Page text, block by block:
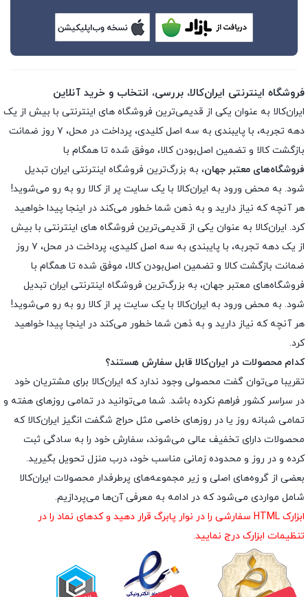
فروشگاه اینترنتی ایران‌کالا، بررسی، انتخاب و خرید آنلاین
ایران‌کالا به عنوان یکی از قدیمی‌ترین فروشگاه های اینترنتی با بیش از یک
دهه تجربه، با پایبندی به سه اصل کلیدی، پرداخت در محل، ۷ روز ضمانت
بازگشت کالا و تضمین اصل‌بودن کالا، موفق شده تا همگام با
فروشگاه‌های معتبر جهان، به بزرگ‌ترین فروشگاه اینترنتی ایران تبدیل
شود. به محض ورود به ایران‌کالا با یک سایت پر از کالا رو به رو می‌شوید!
هر آنچه که نیاز دارید و به ذهن شما خطور می‌کند در اینجا پیدا خواهید
کرد. ایران‌کالا به عنوان یکی از قدیمی‌ترین فروشگاه های اینترنتی با بیش
از یک دهه تجربه، با پایبندی به سه اصل کلیدی، پرداخت در محل، ۷ روز
ضمانت بازگشت کالا و تضمین اصل‌بودن کالا، موفق شده تا همگام با
فروشگاه‌های معتبر جهان، به بزرگ‌ترین فروشگاه اینترنتی ایران تبدیل
شود. به محض ورود به ایران‌کالا با یک سایت پر از کالا رو به رو می‌شوید!
هر آنچه که نیاز دارید و به ذهن شما خطور می‌کند در اینجا پیدا خواهید
کرد.
کدام محصولات در ایران‌کالا قابل سفارش هستند؟
تقریبا می‌توان گفت محصولی وجود ندارد که ایران‌کالا برای مشتریان خود
در سراسر کشور فراهم نکرده باشد. شما می‌توانید در تمامی روزهای هفته و
تمامی شبانه روز یا در روزهای خاصی مثل حراج شگفت انگیز ایران‌کالا که
محصولات دارای تخفیف عالی می‌شوند، سفارش خود را به سادگی ثبت
کرده و در روز و محدوده زمانی مناسب خود، درب منزل تحویل بگیرید.
بعضی از گروه‌های اصلی و زیر مجموعه‌های پرطرفدار محصولات ایران‌کالا
شامل مواردی می‌شود که در ادامه به معرفی آن‌ها می‌پردازیم.
ابزارک HTML سفارشی را در نوار پابرگ قرار دهید و کدهای نماد را در
تنظیمات ابزارک درج نمایید.